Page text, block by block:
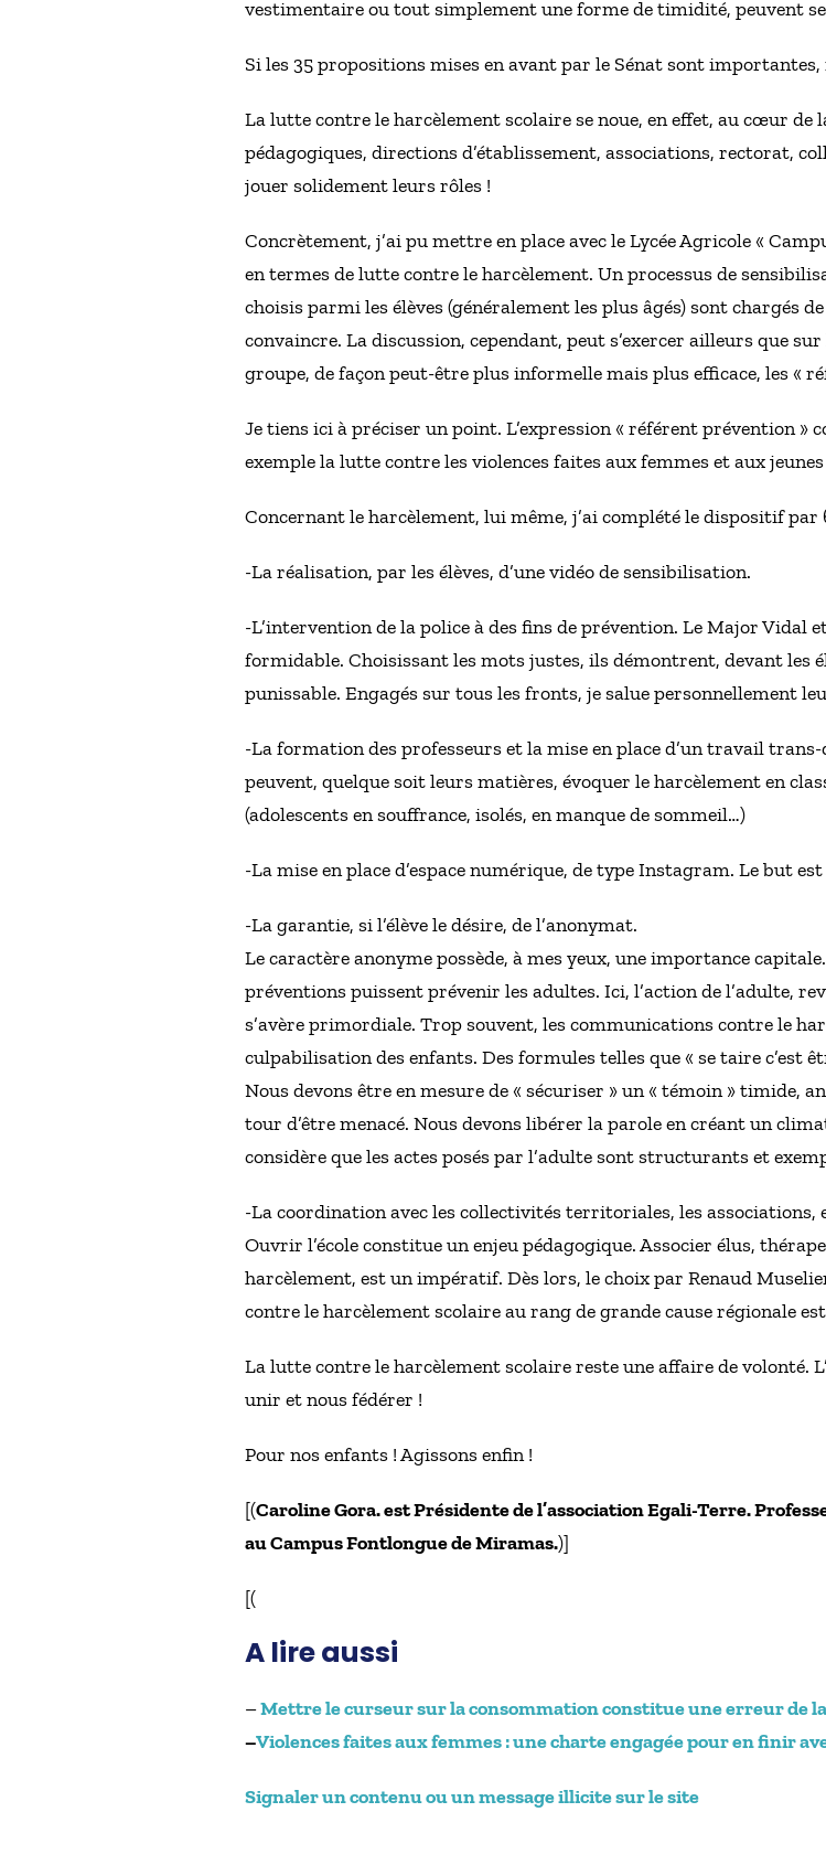
vestimentaire ou tout simplement une forme de timidité, peuvent
Si les 35 propositions mises en avant par le Sénat sont
La lutte contre le harcèlement scolaire se noue, en effet, au cœur de
pédagogiques, directions d’établissement, associations, rectorat,
jouer solidement leurs rôles !
Concrètement, j’ai pu mettre en place avec le Lycée Agricole «
en termes de lutte contre le harcèlement. Un processus de
choisis parmi les élèves (généralement les plus âgés) sont chargés
convaincre. La discussion, cependant, peut s’exercer ailleurs que
groupe, de façon peut-être plus informelle mais plus efficace, les «
Je tiens ici à préciser un point. L’expression « référent prévention »
exemple la lutte contre les violences faites aux femmes et aux
Concernant le harcèlement, lui même, j’ai complété le dispositif par
-La réalisation, par les élèves, d’une vidéo de sensibilisation.
-L’intervention de la police à des fins de prévention. Le Major Vidal
formidable. Choisissant les mots justes, ils démontrent, devant les
punissable. Engagés sur tous les fronts, je salue personnellement
-La formation des professeurs et la mise en place d’un travail
peuvent, quelque soit leurs matières, évoquer le harcèlement en
(adolescents en souffrance, isolés, en manque de sommeil…)
-La mise en place d’espace numérique, de type Instagram. Le but
-La garantie, si l’élève le désire, de l’anonymat.
Le caractère anonyme possède, à mes yeux, une importance
préventions puissent prévenir les adultes. Ici, l’action de l’adulte,
s’avère primordiale. Trop souvent, les communications contre le
culpabilisation des enfants. Des formules telles que « se taire c’est
Nous devons être en mesure de « sécuriser » un « témoin » timide,
tour d’être menacé. Nous devons libérer la parole en créant un
considère que les actes posés par l’adulte sont structurants et
-La coordination avec les collectivités territoriales, les associations,
Ouvrir l’école constitue un enjeu pédagogique. Associer élus,
harcèlement, est un impératif. Dès lors, le choix par Renaud
contre le harcèlement scolaire au rang de grande cause régionale
La lutte contre le harcèlement scolaire reste une affaire de volonté.
unir et nous fédérer !
Pour nos enfants ! Agissons enfin !
[(Caroline Gora. est Présidente de l’association Egali-Terre.
au Campus Fontlongue de Miramas.)]
[(
A lire aussi
–Mettre le curseur sur la consommation constitue une erreur de
–Violences faites aux femmes : une charte engagée pour en finir
Signaler un contenu ou un message illicite sur le site